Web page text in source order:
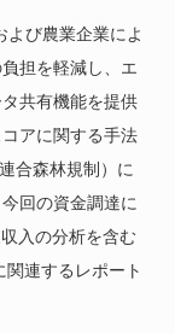
び農業企業によ
担を軽減し、エ
共有機能を提供
アに関する手法
合森林規制）に
回の資金調達に
入の分析を含む
連するレポート